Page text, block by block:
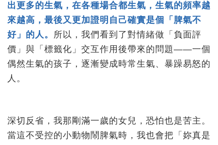
出更多的生氣，在各種場合都生氣，生氣的頻率越
來越高，最後又更加證明自己確實是個「脾氣不
好」的人。 所以，我們看到了對情緒做「負面評
價」與「標籤化」交互作用後帶來的問題——一個
偶然生氣的孩子，逐漸變成時常生氣、暴躁易怒的
人。
深切反省，我那剛滿一歲的女兒，恐怕也是苦主。
當這不受控的小動物鬧脾氣時，我也會把「妳真是